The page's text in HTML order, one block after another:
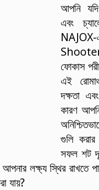
আপনি
এবং
Shooter
ফোকাস
এই
দক্ষতা
কারণ
গুলি করার
সফল শট
লক্ষ্য স্থির রাখতে
যায়?